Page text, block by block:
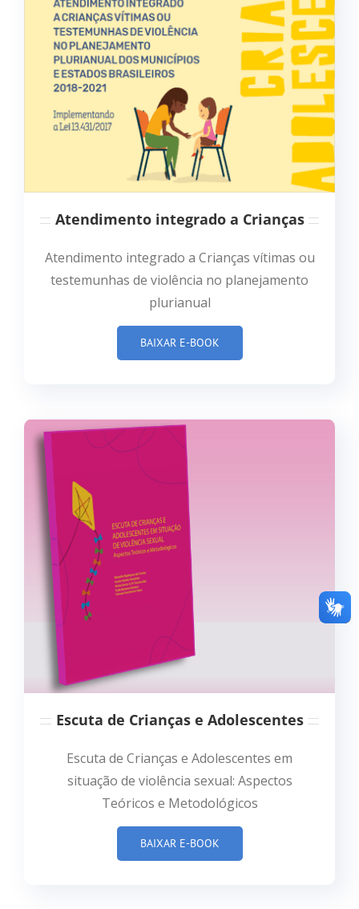
Atendimento integrado a Crianças
Atendimento integrado a Crianças vítimas ou
testemunhas de violência no planejamento
plurianual
BAIXAR E-BOOK
Escuta de Crianças e Adolescentes
Escuta de Crianças e Adolescentes em
situação de violência sexual: Aspectos
Teóricos e Metodológicos
BAIXAR E-BOOK
Publicações
teste
Click here